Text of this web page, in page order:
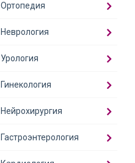
Ортопедия
Неврология
Урология
Гинекология
Нейрохирургия
Гастроэнтерология